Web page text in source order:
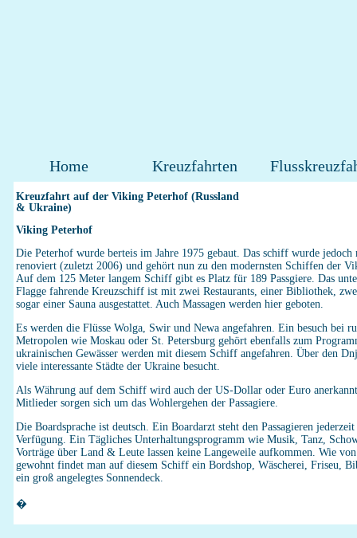
Home Kreuzfahrten
Kreuzfahrt auf der Viking Peterhof (Russland
& Ukraine)
Viking Peterhof
Die Peterhof wurde berteis im Jahre 1975 gebaut. Das schiff wurde jedoch
renoviert (zuletzt 2006) und gehört nun zu den modernsten Schiffen der
Auf dem 125 Meter langem Schiff gibt es Platz für 189 Passgiere. Das
Flagge fahrende Kreuzschiff ist mit zwei Restaurants, einer Bibliothek,
sogar einer Sauna ausgestattet. Auch Massagen werden hier geboten.
Es werden die Flüsse Wolga, Swir und Newa angefahren. Ein besuch bei
Metropolen wie Moskau oder St. Petersburg gehört ebenfalls zum
ukrainischen Gewässer werden mit diesem Schiff angefahren. Über den
viele interessante Städte der Ukraine besucht.
Als Währung auf dem Schiff wird auch der US-Dollar oder Euro
Mitlieder sorgen sich um das Wohlergehen der Passagiere.
Die Boardsprache ist deutsch. Ein Boardarzt steht den Passagieren
Verfügung. Ein Tägliches Unterhaltungsprogramm wie Musik, Tanz,
Vorträge über Land & Leute lassen keine Langeweile aufkommen. Wie
gewohnt findet man auf diesem Schiff ein Bordshop, Wäscherei, Friseu,
ein groß angelegtes Sonnendeck.
�